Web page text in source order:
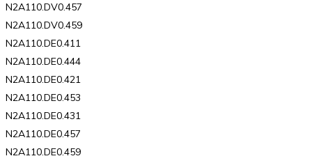
N2A110.DV0.457
N2A110.DV0.459
N2A110.DE0.411
N2A110.DE0.444
N2A110.DE0.421
N2A110.DE0.453
N2A110.DE0.431
N2A110.DE0.457
N2A110.DE0.459